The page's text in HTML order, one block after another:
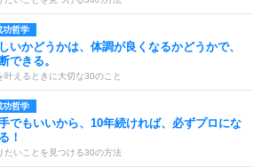
功哲学
いかどうかは、体調が良くなるかどうかで、
できる。
叶えるときに大切な30のこと
功哲学
でもいいから、10年続ければ、必ずプロにな
！
たいことを見つける30の方法